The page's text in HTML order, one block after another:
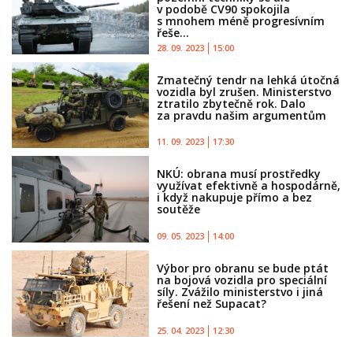
v podobě CV90 spokojila
s mnohem méně progresívním
řeše...
28. 09. 2023 15:00
Zmatečný tendr na lehká útočná
vozidla byl zrušen. Ministerstvo
ztratilo zbytečně rok. Dalo
za pravdu našim argumentům
11. 09. 2023 17:30
NKÚ: obrana musí prostředky
využívat efektivně a hospodárně,
i když nakupuje přímo a bez
soutěže
09. 05. 2023 14:00
Výbor pro obranu se bude ptát
na bojová vozidla pro speciální
síly. Zvážilo ministerstvo i jiná
řešení než Supacat?
25. 04. 2023 12:30